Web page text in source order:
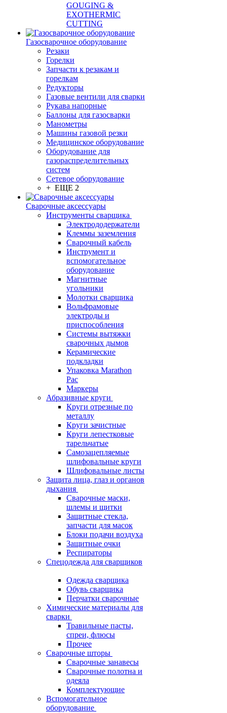
GOUGING &
EXOTHERMIC
CUTTING
Газосварочное оборудование
Резаки
Горелки
Запчасти к резакам и
горелкам
Редукторы
Газовые вентили для сварки
Рукава напорные
Баллоны для газосварки
Манометры
Машины газовой резки
Медицинское оборудование
Оборудование для
газораспределительных
систем
Сетевое оборудование
+ ЕЩЕ 2
Сварочные аксессуары
Инструменты сварщика
Электрододержатели
Клеммы заземления
Сварочный кабель
Инструмент и
вспомогательное
оборудование
Магнитные
угольники
Молотки сварщика
Вольфрамовые
электроды и
приспособления
Системы вытяжки
сварочных дымов
Керамические
подкладки
Упаковка Marathon
Pac
Маркеры
Абразивные круги
Круги отрезные по
металлу
Круги зачистные
Круги лепестковые
тарельчатые
Самозацепляемые
шлифовальные круги
Шлифовальные листы
Защита лица, глаз и органов
дыхания
Сварочные маски,
шлемы и щитки
Защитные стекла,
запчасти для масок
Блоки подачи воздуха
Защитные очки
Респираторы
Спецодежда для сварщиков
Одежда сварщика
Обувь сварщика
Перчатки сварочные
Химические материалы для
сварки
Травильные пасты,
спреи, флюсы
Прочее
Сварочные шторы
Сварочные занавесы
Сварочные полотна и
одеяла
Комплектующие
Вспомогательное
оборудование